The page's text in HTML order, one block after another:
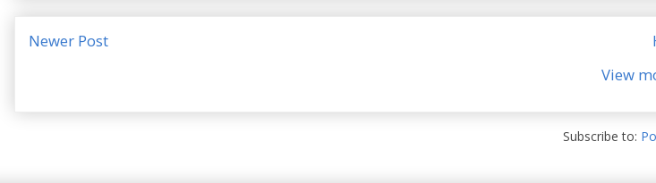
Newer Post
View
Subscribe to: